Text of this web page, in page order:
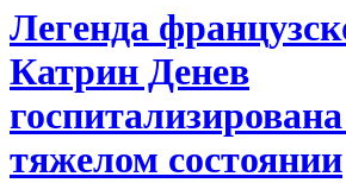
Легенда
Катрин Денев
тяжелом состоянии